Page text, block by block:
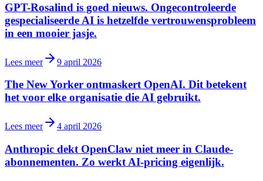
GPT-Rosalind is goed nieuws. Ongecontroleerde
gespecialiseerde AI is hetzelfde vertrouwensprobleem
in een mooier jasje.
Lees meer 9 april 2026
The New Yorker ontmaskert OpenAI. Dit betekent
het voor elke organisatie die AI gebruikt.
Lees meer 4 april 2026
Anthropic dekt OpenClaw niet meer in Claude-
abonnementen. Zo werkt AI-pricing eigenlijk.